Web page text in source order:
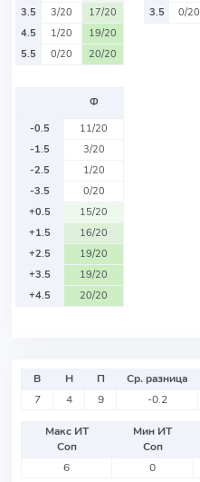
3.5
3/20
17/20
4.5
1/20
19/20
5.5
0/20 20/20
3.5
0/20
Ф
-0.5
11/20
-1.5
3/20
-2.5
1/20
-3.5
0/20
+0.5
15/20
+1.5
16/20
+2.5
19/20
+3.5
19/20
+4.5
20/20
В Н П Ср. разница
7
4 9 -0.2
Макс ИТ
Соп
Мин ИТ
Соп
6
0